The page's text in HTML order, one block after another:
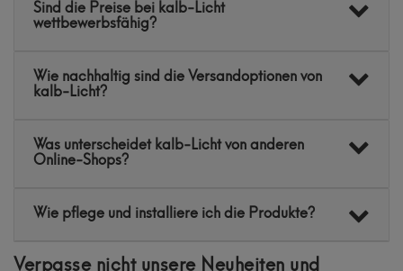
Sind die Preise bei kalb-Licht
wettbewerbsfähig?
Wie nachhaltig sind die Versandoptionen von
kalb-Licht?
Was unterscheidet kalb-Licht von anderen
Online-Shops?
Wie pflege und installiere ich die Produkte?
Verpasse nicht unsere Neuheiten und